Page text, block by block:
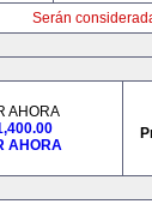
Serán
AHORA
AHORA